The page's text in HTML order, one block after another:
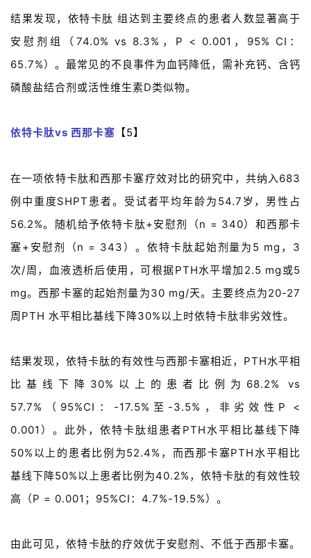
结果发现，依特卡肽 组达到主要终点的患者人数显著高于
安慰剂组（74.0% vs 8.3%，P < 0.001，95% CI：
65.7%）。最常见的不良事件为血钙降低，需补充钙、含钙
磷酸盐结合剂或活性维生素D类似物。
依特卡肽vs 西那卡塞 【5】
在一项依特卡肽和西那卡塞疗效对比的研究中，共纳入683
例中重度SHPT患者。受试者平均年龄为54.7岁，男性占
56.2%。随机给予依特卡肽+安慰剂（n = 340）和西那卡
塞+安慰剂（n = 343）。依特卡肽起始剂量为5 mg，3
次/周，血液透析后使用，可根据PTH水平增加2.5 mg或5
mg。西那卡塞的起始剂量为30 mg/天。主要终点为20-27
周PTH 水平相比基线下降30%以上时依特卡肽非劣效性。
结果发现，依特卡肽的有效性与西那卡塞相近，PTH水平相
比基线下降30%以上的患者比例为68.2% vs
57.7%（95%CI：-17.5%至-3.5%，非劣效性P <
0.001）。此外，依特卡肽组患者PTH水平相比基线下降
50%以上的患者比例为52.4%，而西那卡塞PTH水平相比
基线下降50%以上患者比例为40.2%，依特卡肽的有效性较
高（P = 0.001；95%CI：4.7%-19.5%）。
由此可见，依特卡肽的疗效优于安慰剂、不低于西那卡塞。